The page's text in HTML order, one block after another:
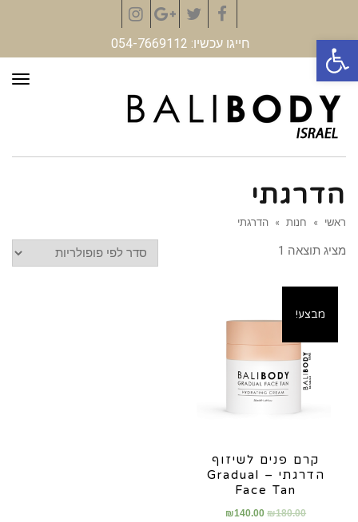
פתח סרגל נגישות
Facebook
Twitter
Google+
Instagram
חייגו עכשיו: 054-7669112
הדרגתי
ראשי » חנות » הדרגתי
מציג תוצאה 1
מבצע!
קרם פנים לשיזוף
הדרגתי – Gradual
Face Tan
₪180.00
₪140.00